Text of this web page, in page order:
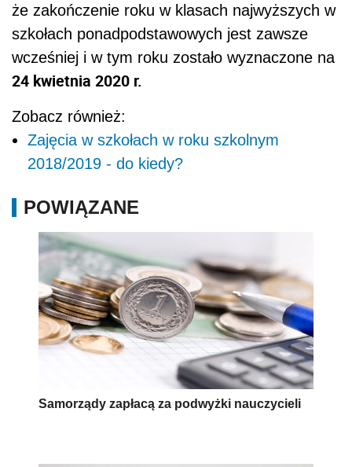
że zakończenie roku w klasach najwyższych w
szkołach ponadpodstawowych jest zawsze
wcześniej i w tym roku zostało wyznaczone na
24 kwietnia 2020 r.
Zobacz również:
Zajęcia w szkołach w roku szkolnym
2018/2019 - do kiedy?
POWIĄZANE
Samorządy zapłacą za podwyżki nauczycieli